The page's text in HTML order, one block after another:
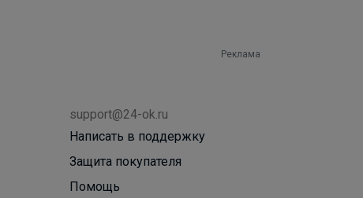
Реклама
support@24-ok.ru
Написать в поддержку
Защита покупателя
Помощь